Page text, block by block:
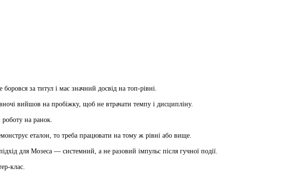
за титул і має значний досвід на топ-рівні.
вийшов на пробіжку, щоб не втрачати темпу і дисципліну.
на ранок.
еталон, то треба працювати на тому ж рівні або вище.
для Мозеса — системний, а не разовий імпульс після гучної події.
клас.